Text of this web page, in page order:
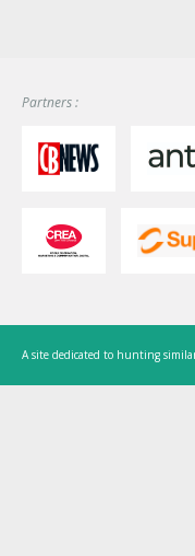
Partners :
A site dedicated to hunting